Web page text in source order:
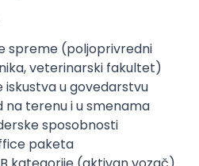
spreme (poljoprivredni
veterinarski fakultet)
iskustva u govedarstvu
na terenu i u smenama
sposobnosti
paketa